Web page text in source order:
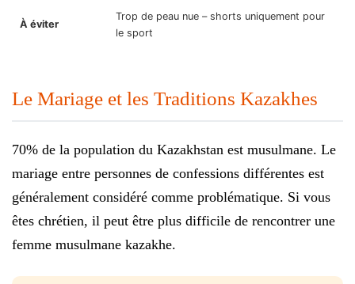
À éviter
Trop de peau nue – shorts uniquement pour
le sport
Le Mariage et les Traditions Kazakhes
70% de la population du Kazakhstan est musulmane. Le
mariage entre personnes de confessions différentes est
généralement considéré comme problématique. Si vous
êtes chrétien, il peut être plus difficile de rencontrer une
femme musulmane kazakhe.